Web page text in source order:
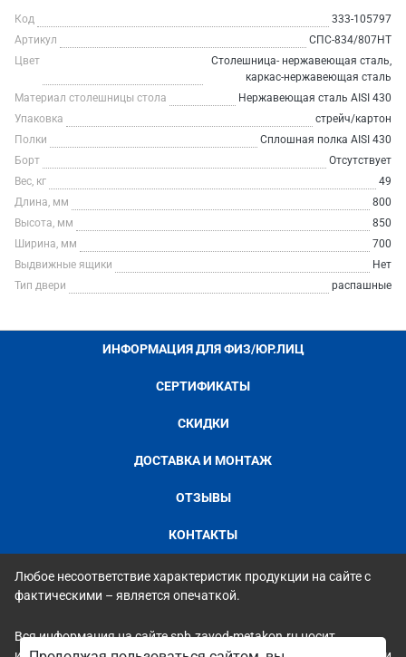
Код
333-105797
Артикул
СПС-834/807НТ
Цвет
Столешница- нержавеющая сталь,
каркас-нержавеющая сталь
Материал столешницы стола
Нержавеющая сталь AISI 430
Упаковка
стрейч/картон
Полки
Сплошная полка AISI 430
Борт
Отсутствует
Вес, кг
49
Длина, мм
800
Высота, мм
850
Ширина, мм
700
Выдвижные ящики
Нет
Тип двери
распашные
ИНФОРМАЦИЯ ДЛЯ ФИЗ/ЮР.ЛИЦ
СЕРТИФИКАТЫ
СКИДКИ
ДОСТАВКА И МОНТАЖ
ОТЗЫВЫ
КОНТАКТЫ
Любое несоответствие характеристик продукции на сайте с
фактическими – является опечаткой.
Вся информация на сайте spb.zavod-metakon.ru носит